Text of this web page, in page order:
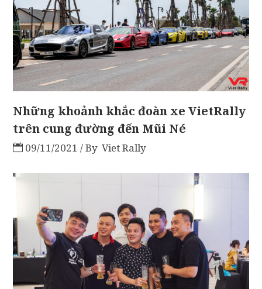
Những khoảnh khắc đoàn xe VietRally
trên cung đường đến Mũi Né
09/11/2021 By Viet Rally